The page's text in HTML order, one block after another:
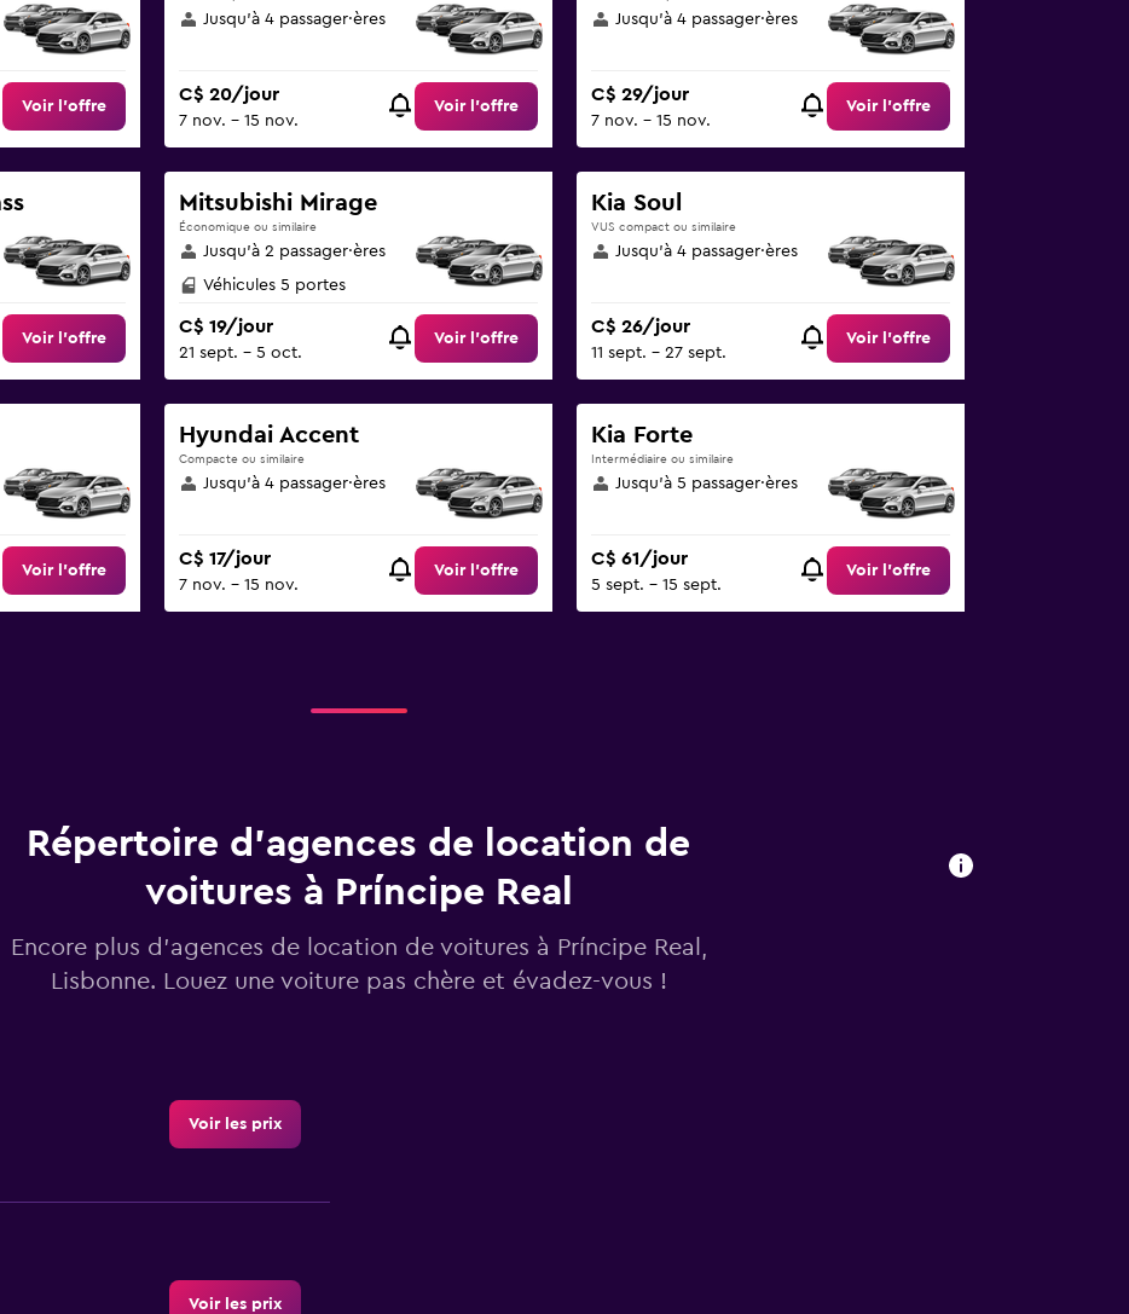
Voir l’offre
Jusqu’à 4 passager·ères
C$ 20/jour
7 nov. - 15 nov.
Voir l’offre
Jusqu’à 4 passager·ères
C$ 29/jour
7 nov. - 15 nov.
Voir l’offre
Voir l’offre
Mitsubishi Mirage
Économique ou similaire
Jusqu’à 2 passager·ères
Véhicules 5 portes
C$ 19/jour
21 sept. - 5 oct.
Voir l’offre
Kia Soul
VUS compact ou similaire
Jusqu’à 4 passager·ères
C$ 26/jour
11 sept. - 27 sept.
Voir l’offre
Voir l’offre
Hyundai Accent
Compacte ou similaire
Jusqu’à 4 passager·ères
C$ 17/jour
7 nov. - 15 nov.
Voir l’offre
Kia Forte
Intermédiaire ou similaire
Jusqu’à 5 passager·ères
C$ 61/jour
5 sept. - 15 sept.
Voir l’offre
Répertoire d’agences de location de
voitures à Príncipe Real
Encore plus d’agences de location de voitures à Príncipe Real,
Lisbonne. Louez une voiture pas chère et évadez-vous !
Voir les prix
Voir les prix